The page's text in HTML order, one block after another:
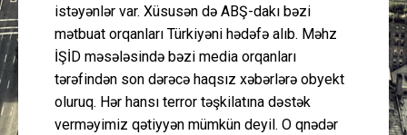
istəyənlər var. Xüsusən də ABŞ-dakı bəzi
mətbuat orqanları Türkiyəni hədəfə alıb. Məhz
İŞİD məsələsində bəzi media orqanları
tərəfindən son dərəcə haqsız xəbərlərə obyekt
oluruq. Hər hansı terror təşkilatına dəstək
verməyimiz qətiyyən mümkün deyil. O qnədər